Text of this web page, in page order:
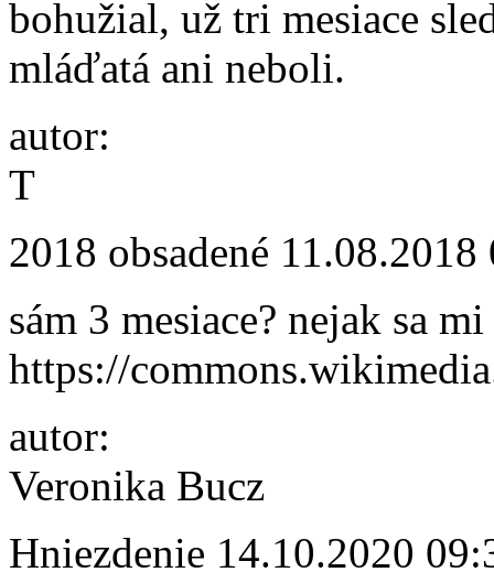
bohužial, už tri mesiace
mláďatá ani neboli.
autor:
T
2018 obsadené 11.08.2018
sám 3 mesiace? nejak sa
https://
autor:
Veronika Bucz
Hniezdenie 14.10.2020